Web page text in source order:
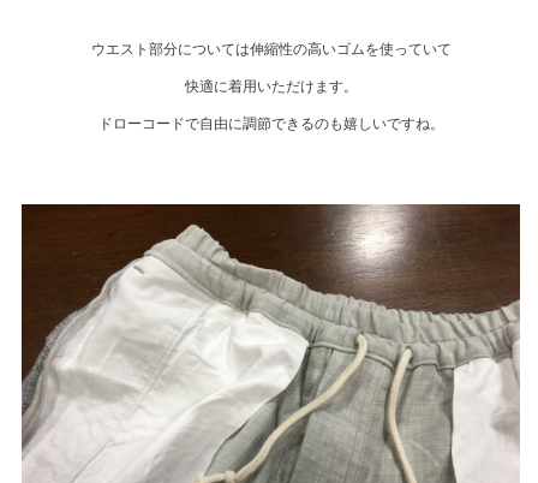
ウエスト部分については伸縮性の高いゴムを使っていて
快適に着用いただけます。
ドローコードで自由に調節できるのも嬉しいですね。